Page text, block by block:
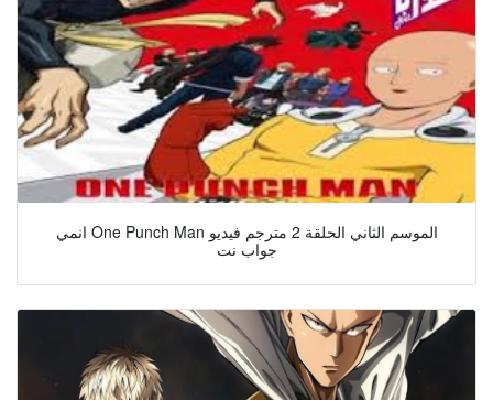
انمي One Punch Man الموسم الثاني الحلقة 2 مترجم فيديو
جواب نت